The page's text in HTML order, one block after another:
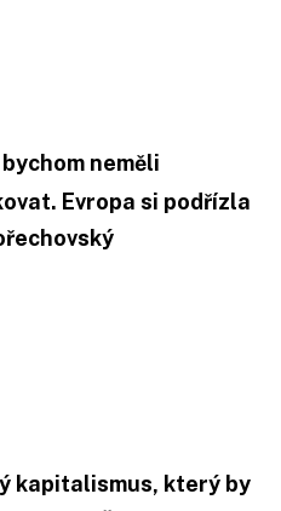
neměli
Evropa si podřízla
kapitalismus, který by